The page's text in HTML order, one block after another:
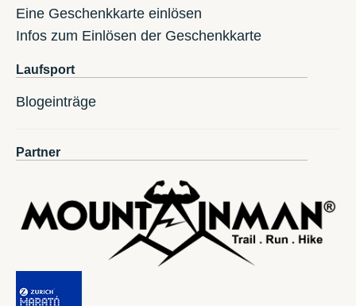
Eine Geschenkkarte einlösen
Infos zum Einlösen der Geschenkkarte
Laufsport
Blogeinträge
Partner